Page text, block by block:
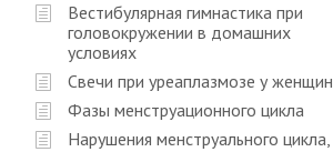
Вестибулярная гимнастика при
головокружении в домашних
условиях
Свечи при уреаплазмозе у женщин
Фазы менструационного цикла
Нарушения менструального цикла,